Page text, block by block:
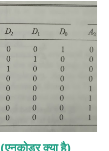
उनके संबंधित आउटपुट दिखाती है।
CARRY और SUM को दर्शाते हैं।
in hindi:- Full- Adder तीन
सर्किट है। इसके आउटपुट SUM
में X, Y, Z इनपुट हैं और C और S
click her Half-Subtractor
क्या है)